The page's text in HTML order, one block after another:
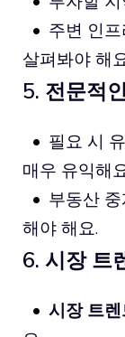
주변 인
살펴봐야 해
5. 전문적
필요 시
매우 유익해
부동산
해야 해요.
6. 시장 트
시장 트렌